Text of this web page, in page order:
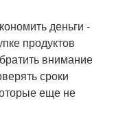
деньги -
продуктов
внимание
сроки
еще не